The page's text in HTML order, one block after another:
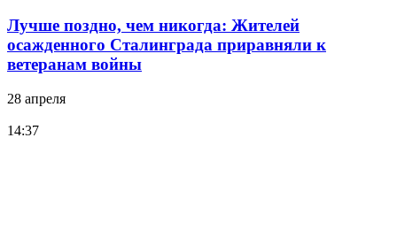
Лучше поздно, чем никогда: Жителей
осажденного Сталинграда приравняли к
ветеранам войны
28 апреля
14:37